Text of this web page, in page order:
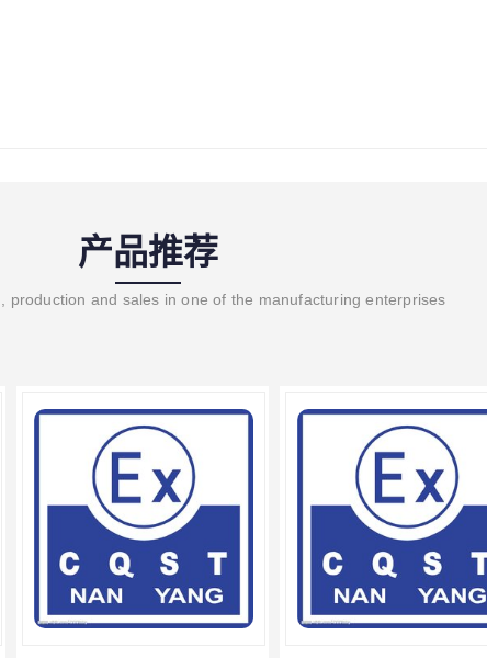
产品推荐
production and sales in one of the manufacturing enterprises